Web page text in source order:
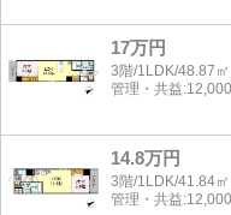
17万円
3階/1LDK/48.87㎡
管理・共益
14.8万円
3階/1LDK/41.84㎡
管理・共益